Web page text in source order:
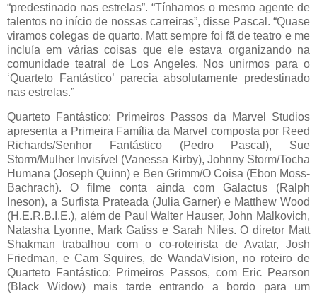
“predestinado nas estrelas”. “Tínhamos o mesmo agente de
talentos no início de nossas carreiras”, disse Pascal. “Quase
viramos colegas de quarto. Matt sempre foi fã de teatro e me
incluía em várias coisas que ele estava organizando na
comunidade teatral de Los Angeles. Nos unirmos para o
‘Quarteto Fantástico’ parecia absolutamente predestinado
nas estrelas.”
Quarteto Fantástico: Primeiros Passos da Marvel Studios
apresenta a Primeira Família da Marvel composta por Reed
Richards/Senhor Fantástico (Pedro Pascal), Sue
Storm/Mulher Invisível (Vanessa Kirby), Johnny Storm/Tocha
Humana (Joseph Quinn) e Ben Grimm/O Coisa (Ebon Moss-
Bachrach). O filme conta ainda com Galactus (Ralph
Ineson), a Surfista Prateada (Julia Garner) e Matthew Wood
(H.E.R.B.I.E.), além de Paul Walter Hauser, John Malkovich,
Natasha Lyonne, Mark Gatiss e Sarah Niles. O diretor Matt
Shakman trabalhou com o co-roteirista de Avatar, Josh
Friedman, e Cam Squires, de WandaVision, no roteiro de
Quarteto Fantástico: Primeiros Passos, com Eric Pearson
(Black Widow) mais tarde entrando a bordo para um